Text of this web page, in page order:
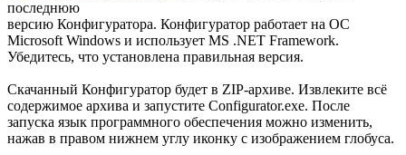
последнюю
версию Конфигураторa. Конфигуратор работает на ОС
Microsoft Windows и использует MS .NET Framework.
Убедитесь, что установлена правильная версия.
Cкачанный Конфигуратор будет в ZIP-архиве. Извлеките всё
содержимое архива и запустите Configurator.exe. После
запуска язык программного обеспечения можно изменить,
нажав в правом нижнем углу иконку с изображением глобуса.